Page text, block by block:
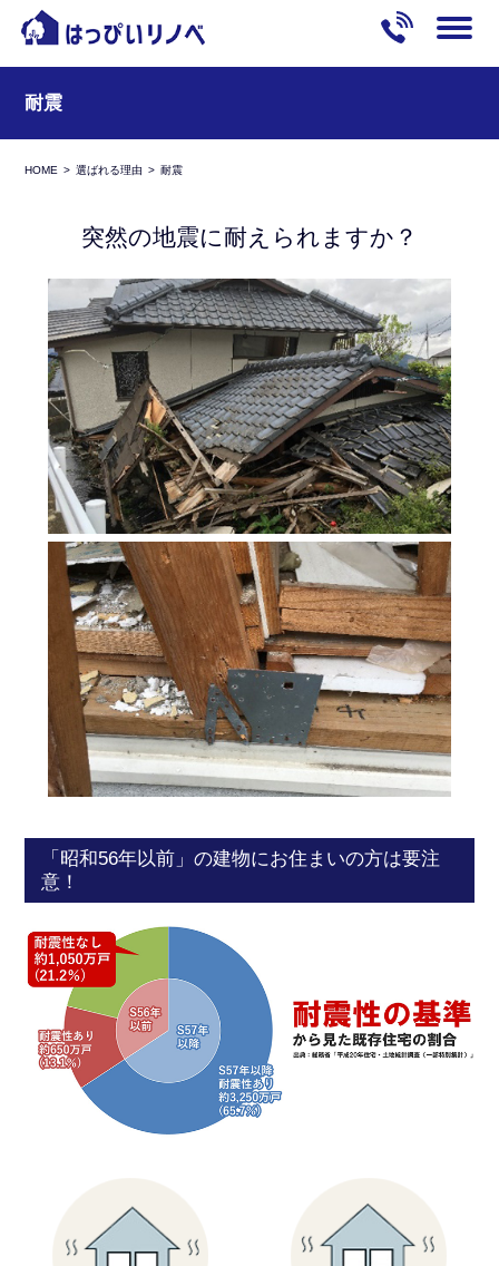
耐震
HOME 選ばれる理由 耐震
突然の地震に耐えられますか？
「昭和56年以前」の建物にお住まいの方は要注
意！